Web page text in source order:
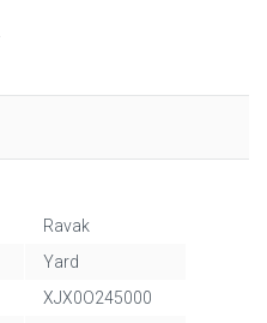
Ravak
Yard
XJX0O245000